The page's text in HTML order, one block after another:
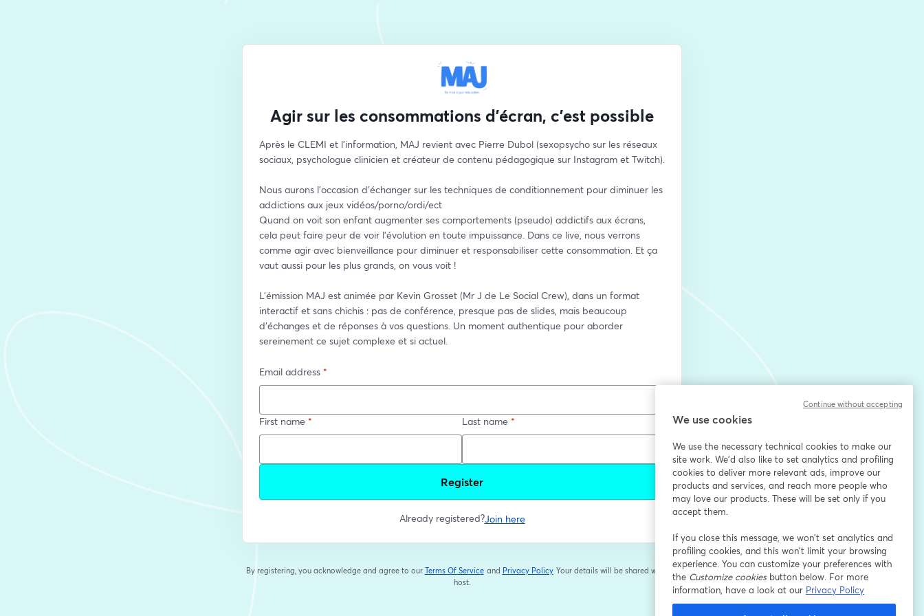
Agir sur les consommations d'écran, c'est possible
Après le CLEMI et l'information, MAJ revient avec Pierre Dubol (sexopsycho sur les réseaux
sociaux, psychologue clinicien et créateur de contenu pédagogique sur Instagram et Twitch).
Nous aurons l'occasion d'échanger sur les techniques de conditionnement pour diminuer les
addictions aux jeux vidéos/porno/ordi/ect
Quand on voit son enfant augmenter ses comportements (pseudo) addictifs aux écrans,
cela peut faire peur de voir l'évolution en toute impuissance. Dans ce live, nous verrons
comme agir avec bienveillance pour diminuer et responsabiliser cette consommation. Et ça
vaut aussi pour les plus grands, on vous voit !
L’émission MAJ est animée par Kevin Grosset (Mr J de Le Social Crew), dans un format
interactif et sans chichis : pas de conférence, presque pas de slides, mais beaucoup
d’échanges et de réponses à vos questions. Un moment authentique pour aborder
sereinement ce sujet complexe et si actuel.
Email address *
First name * Last name *
Register
Already registered?Join here
By registering, you acknowledge and agree to our Terms Of Service
opens in a new tab
and Privacy Policy
opens in a new tab
Your details will be shared with the
host.
We use cookies
We use the necessary technical cookies to make our
site work. We'd also like to set analytics and profiling
cookies to deliver more relevant ads, improve our
products and services, and reach more people who
may love our products. These will be set only if you
accept them.
If you close this message, we won’t set analytics and
profiling cookies, and this won’t limit your browsing
experience. You can customize your preferences with
the Customize cookiesbutton below. For more
information, have a look at our Privacy Policy
Continue without accepting